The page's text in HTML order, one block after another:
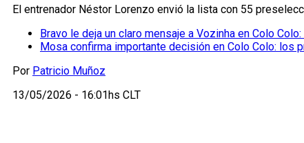
El entrenador Néstor Lorenzo envió la lista con 55
Bravo le deja un claro mensaje a Vozinha en Colo Colo:
Mosa confirma importante decisión en Colo Colo: los
Por Patricio Muñoz
13/05/2026 - 16:01hs CLT